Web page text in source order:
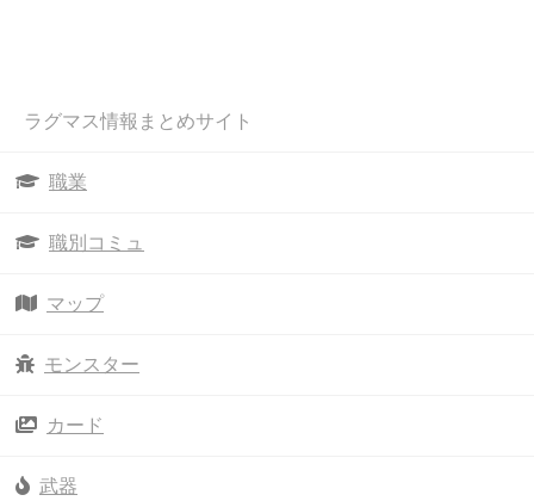
ラグマス情報まとめサイト
職業
職別コミュ
マップ
モンスター
カード
武器